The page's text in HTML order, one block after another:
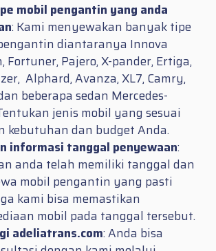
mobil pengantin yang anda
: Kami menyewakan banyak tipe
diantaranya Innova
Fortuner, Pajero, X-pander, Ertiga,
Alphard, Avanza, XL7, Camry,
beberapa sedan Mercedes-
jenis mobil yang sesuai
kebutuhan dan budget Anda.
informasi tanggal penyewaan:
anda telah memiliki tanggal dan
mobil pengantin yang pasti
kami bisa memastikan
mobil pada tanggal tersebut.
adeliatrans.com: Anda bisa